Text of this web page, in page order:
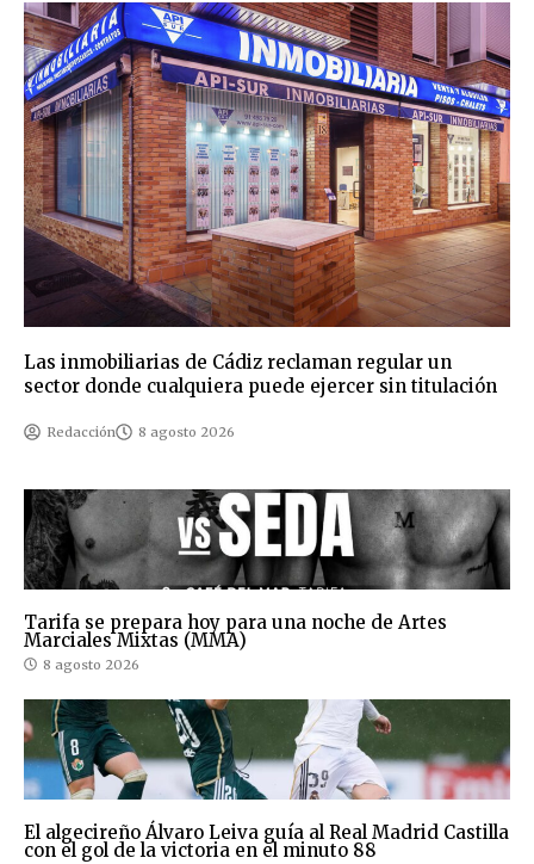
Las inmobiliarias de Cádiz reclaman regular un
sector donde cualquiera puede ejercer sin titulación
Redacción 8 agosto 2026
Tarifa se prepara hoy para una noche de Artes
Marciales Mixtas (MMA)
8 agosto 2026
El algecireño Álvaro Leiva guía al Real Madrid Castilla
con el gol de la victoria en el minuto 88